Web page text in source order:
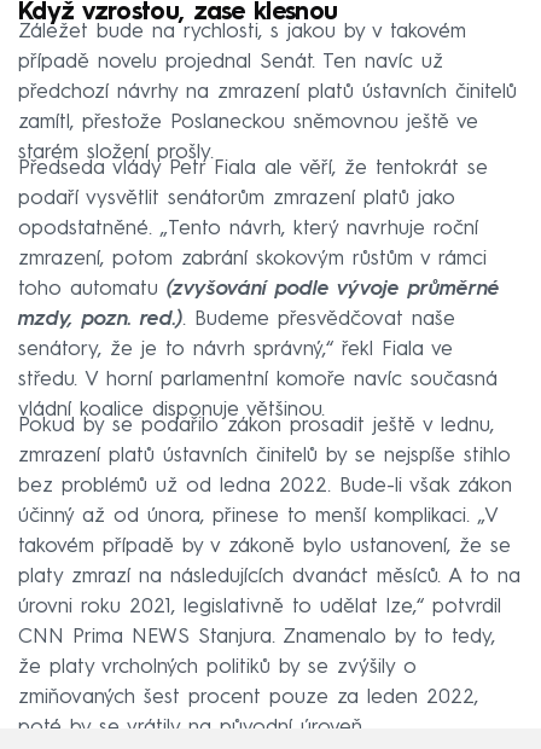
Když vzrostou, zase klesnou
Záležet bude na rychlosti, s jakou by v takovém
případě novelu projednal Senát. Ten navíc už
předchozí návrhy na zmrazení platů ústavních činitelů
zamítl, přestože Poslaneckou sněmovnou ještě ve
starém složení prošly.
Předseda vlády Petr Fiala ale věří, že tentokrát se
podaří vysvětlit senátorům zmrazení platů jako
opodstatněné. „Tento návrh, který navrhuje roční
zmrazení, potom zabrání skokovým růstům v rámci
toho automatu (zvyšování podle vývoje průměrné
mzdy, pozn. red.). Budeme přesvědčovat naše
senátory, že je to návrh správný,“ řekl Fiala ve
středu. V horní parlamentní komoře navíc současná
vládní koalice disponuje většinou.
Pokud by se podařilo zákon prosadit ještě v lednu,
zmrazení platů ústavních činitelů by se nejspíše stihlo
bez problémů už od ledna 2022. Bude-li však zákon
účinný až od února, přinese to menší komplikaci. „V
takovém případě by v zákoně bylo ustanovení, že se
platy zmrazí na následujících dvanáct měsíců. A to na
úrovni roku 2021, legislativně to udělat lze,“ potvrdil
CNN Prima NEWS Stanjura. Znamenalo by to tedy,
že platy vrcholných politiků by se zvýšily o
zmiňovaných šest procent pouze za leden 2022,
poté by se vrátily na původní úroveň.